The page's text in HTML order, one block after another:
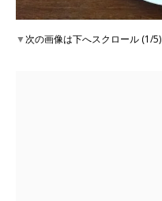
▼次の画像は下へスクロール (1/5)